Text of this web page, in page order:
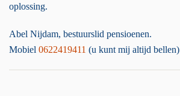
oplossing.
Abel Nijdam, bestuurslid pensioenen.
Mobiel 0622419411 (u kunt mij altijd bellen)